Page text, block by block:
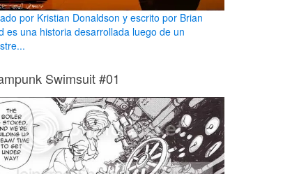
por Kristian Donaldson y escrito por Brian
es una historia desarrollada luego de un
Swimsuit #01